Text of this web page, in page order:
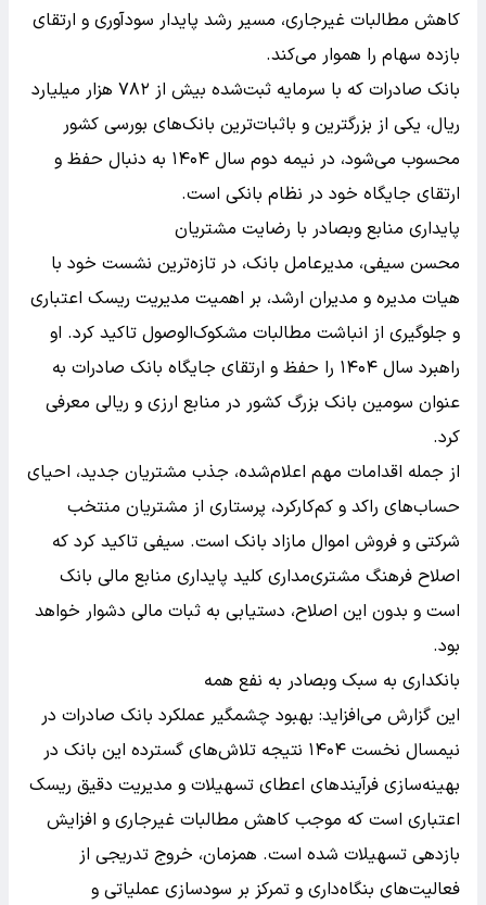
کاهش مطالبات غیرجاری، مسیر رشد پایدار سودآوری و ارتقای
بازده سهام را هموار می‌کند.
بانک صادرات که با سرمایه ثبت‌شده بیش از ۷۸۲ هزار میلیارد
ریال، یکی از بزرگترین و باثبات‌ترین بانک‌های بورسی کشور
محسوب می‌شود، در نیمه دوم سال ۱۴۰۴ به دنبال حفظ و
ارتقای جایگاه خود در نظام بانکی است.
پایداری منابع وبصادر با رضایت مشتریان
محسن سیفی، مدیرعامل بانک، در تازه‌ترین نشست خود با
هیات مدیره و مدیران ارشد، بر اهمیت مدیریت ریسک اعتباری
و جلوگیری از انباشت مطالبات مشکوک‌الوصول تاکید کرد. او
راهبرد سال ۱۴۰۴ را حفظ و ارتقای جایگاه بانک صادرات به
عنوان سومین بانک بزرگ کشور در منابع ارزی و ریالی معرفی
کرد.
از جمله اقدامات مهم اعلام‌شده، جذب مشتریان جدید، احیای
حساب‌های راکد و کم‌کارکرد، پرستاری از مشتریان منتخب
شرکتی و فروش اموال مازاد بانک است. سیفی تاکید کرد که
اصلاح فرهنگ مشتری‌مداری کلید پایداری منابع مالی بانک
است و بدون این اصلاح، دستیابی به ثبات مالی دشوار خواهد
بود.
بانکداری به سبک وبصادر به نفع همه
این گزارش می‌افزاید: بهبود چشمگیر عملکرد بانک صادرات در
نیمسال نخست ۱۴۰۴ نتیجه تلاش‌های گسترده این بانک در
بهینه‌سازی فرآیندهای اعطای تسهیلات و مدیریت دقیق ریسک
اعتباری است که موجب کاهش مطالبات غیرجاری و افزایش
بازدهی تسهیلات شده است. همزمان، خروج تدریجی از
فعالیت‌های بنگاه‌داری و تمرکز بر سودسازی عملیاتی و